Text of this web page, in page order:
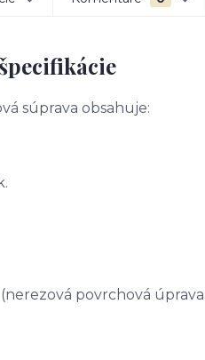
súprava obsahuje:
povrchová úprava